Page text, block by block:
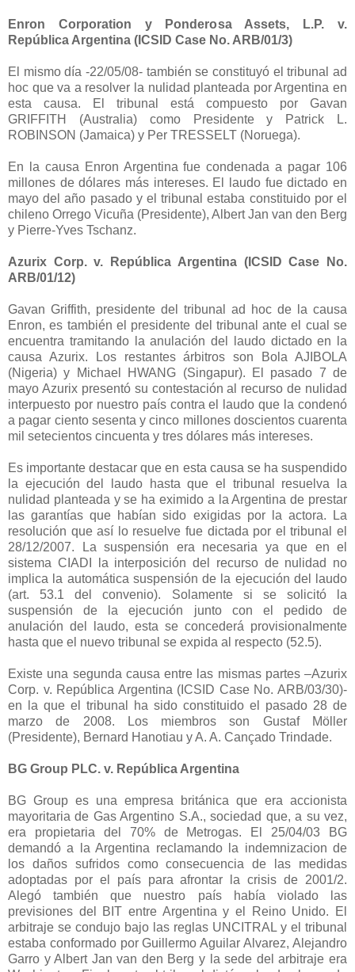
Enron Corporation y Ponderosa Assets, L.P. v.
República Argentina (ICSID Case No. ARB/01/3)
El mismo día -22/05/08- también se constituyó el tribunal ad
hoc que va a resolver la nulidad planteada por Argentina en
esta causa. El tribunal está compuesto por Gavan
GRIFFITH (Australia) como Presidente y Patrick L.
ROBINSON (Jamaica) y Per TRESSELT (Noruega).
En la causa Enron Argentina fue condenada a pagar 106
millones de dólares más intereses. El laudo fue dictado en
mayo del año pasado y el tribunal estaba constituido por el
chileno Orrego Vicuña (Presidente), Albert Jan van den Berg
y Pierre-Yves Tschanz.
Azurix Corp. v. República Argentina (ICSID Case No.
ARB/01/12)
Gavan Griffith, presidente del tribunal ad hoc de la causa
Enron, es también el presidente del tribunal ante el cual se
encuentra tramitando la anulación del laudo dictado en la
causa Azurix. Los restantes árbitros son Bola AJIBOLA
(Nigeria) y Michael HWANG (Singapur). El pasado 7 de
mayo Azurix presentó su contestación al recurso de nulidad
interpuesto por nuestro país contra el laudo que la condenó
a pagar ciento sesenta y cinco millones doscientos cuarenta
mil setecientos cincuenta y tres dólares más intereses.
Es importante destacar que en esta causa se ha suspendido
la ejecución del laudo hasta que el tribunal resuelva la
nulidad planteada y se ha eximido a la Argentina de prestar
las garantías que habían sido exigidas por la actora. La
resolución que así lo resuelve fue dictada por el tribunal el
28/12/2007. La suspensión era necesaria ya que en el
sistema CIADI la interposición del recurso de nulidad no
implica la automática suspensión de la ejecución del laudo
(art. 53.1 del convenio). Solamente si se solicitó la
suspensión de la ejecución junto con el pedido de
anulación del laudo, esta se concederá provisionalmente
hasta que el nuevo tribunal se expida al respecto (52.5).
Existe una segunda causa entre las mismas partes –Azurix
Corp. v. República Argentina (ICSID Case No. ARB/03/30)-
en la que el tribunal ha sido constituido el pasado 28 de
marzo de 2008. Los miembros son Gustaf Möller
(Presidente), Bernard Hanotiau y A. A. Cançado Trindade.
BG Group PLC. v. República Argentina
BG Group es una empresa británica que era accionista
mayoritaria de Gas Argentino S.A., sociedad que, a su vez,
era propietaria del 70% de Metrogas. El 25/04/03 BG
demandó a
la Argentina reclamando la indemnizacion de
los daños sufridos como consecuencia de las medidas
adoptadas por el país para afrontar la crisis de 2001/2.
Alegó también que nuestro país había violado las
previsiones del BIT entre Argentina y el Reino Unido. El
arbitraje se condujo bajo las reglas UNCITRAL y el tribunal
estaba conformado por Guillermo Aguilar Alvarez, Alejandro
Garro y Albert Jan van den Berg y la sede del arbitraje era